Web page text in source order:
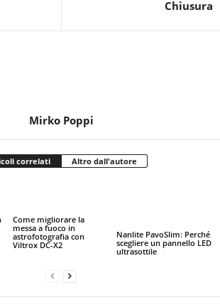
Chiusura
Mirko Poppi
correlati Altro dall'autore
Come migliorare la
messa a fuoco in
astrofotografia con
Viltrox DC-X2
Nanlite PavoSlim: Perché
scegliere un pannello LED
ultrasottile